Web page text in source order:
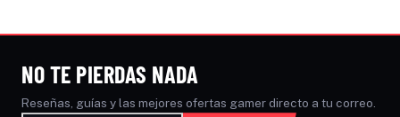
NO TE PIERDAS NADA
Reseñas, guías y las mejores ofertas gamer directo a tu correo.